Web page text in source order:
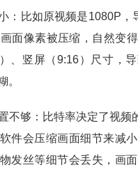
：比如原视频是1080P，
面像素被压缩，自然变
、竖屏（9:16）尺寸，
。
够：比特率决定了视频的
件会压缩画面细节来减
发丝等细节会丢失，画